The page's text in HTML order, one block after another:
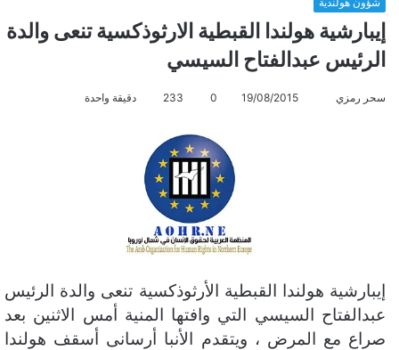
إيبارشية هولندا القبطية الارثوذكسية تنعى والدة
الرئيس عبدالفتاح السيسي
سحر رمزي
إ
19/08/2015
0
233 دقيقة واحدة
إيبارشية هولندا القبطية الأرثوذكسية تنعى والدة الرئيس
عبدالفتاح السيسي التي وافتها المنية أمس الاثنين بعد
صراع مع المرض ، ويتقدم الأنبا أرسانى أسقف هولندا